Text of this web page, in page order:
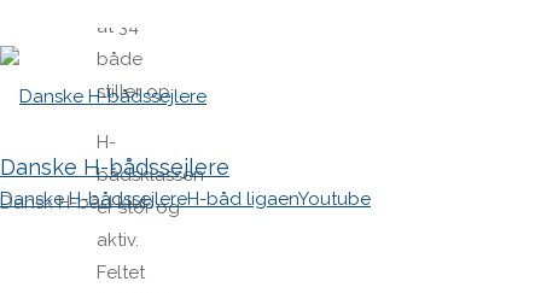
Danske H-bådssejlere
Dansk H-båd klub
Danske H-bådssejlereH-båd ligaenYoutube
at 34
både
stiller op.
H-
bådsklassen
er stor og
aktiv.
Feltet